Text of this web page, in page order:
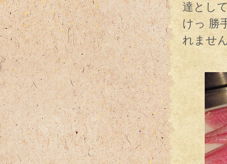
達とし
けっ 勝
れませ
でも